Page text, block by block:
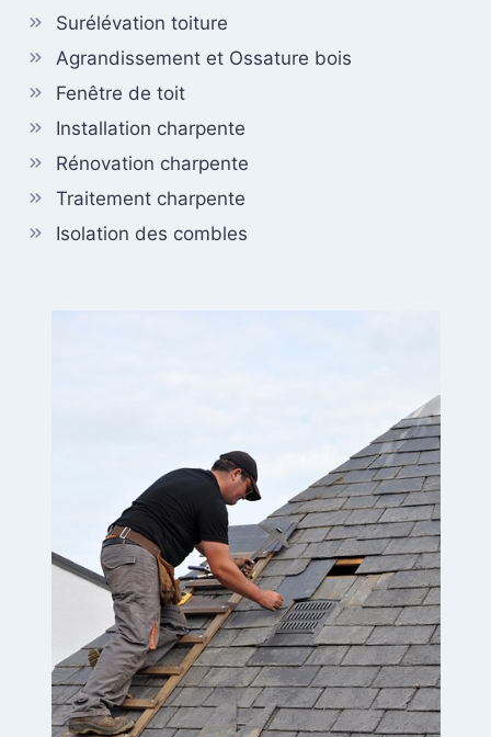
Surélévation toiture
Agrandissement et Ossature bois
Fenêtre de toit
Installation charpente
Rénovation charpente
Traitement charpente
Isolation des combles